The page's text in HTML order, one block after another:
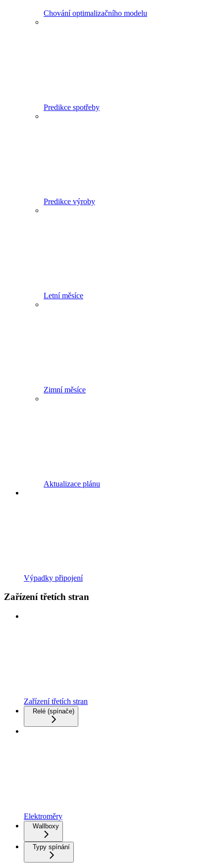
Chování optimalizačního modelu
Predikce spotřeby
Predikce výroby
Letní měsíce
Zimní měsíce
Aktualizace plánu
Výpadky připojení
Zařízení třetích stran
Zařízení třetích stran
Relé (spínače)
Elektroměry
Wallboxy
Typy spínání